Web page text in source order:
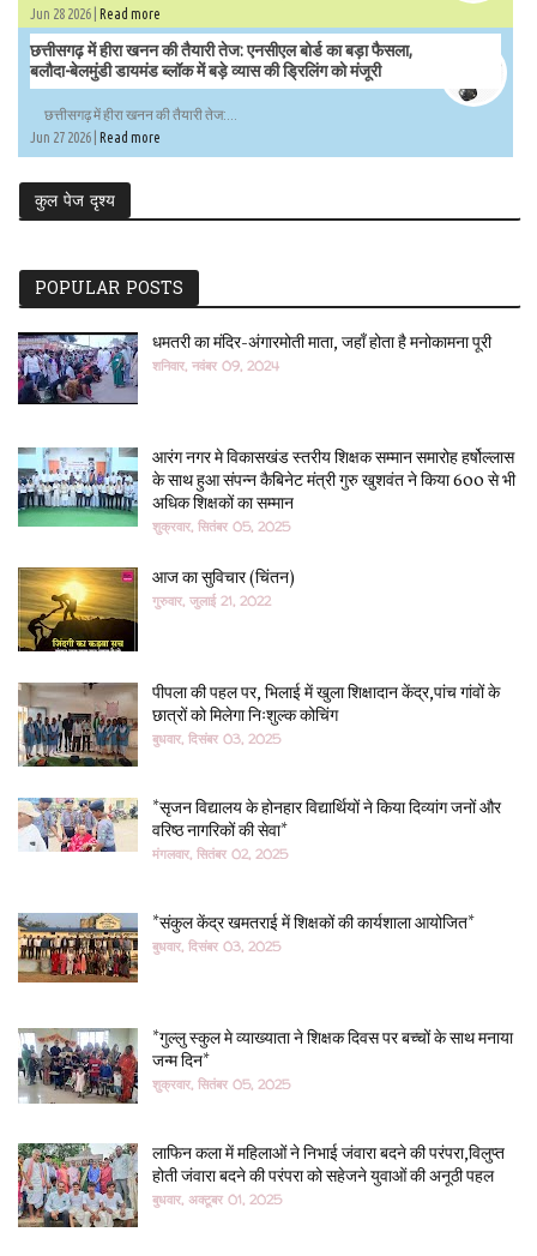
Jun 28 2026 | Read more
छत्तीसगढ़ में हीरा खनन की तैयारी तेज: एनसीएल बोर्ड का बड़ा फैसला,
बलौदा-बेलमुंडी डायमंड ब्लॉक में बड़े व्यास की ड्रिलिंग को मंजूरी
छत्तीसगढ़ में हीरा खनन की तैयारी तेज:...
Jun 27 2026 | Read more
कुल पेज दृश्य
POPULAR POSTS
धमतरी का मंदिर-अंगारमोती माता, जहाँ होता है मनोकामना पूरी
शनिवार, नवंबर 09, 2024
आरंग नगर मे विकासखंड स्तरीय शिक्षक सम्मान समारोह हर्षोल्लास
के साथ हुआ संपन्न कैबिनेट मंत्री गुरु खुशवंत ने किया 600 से भी
अधिक शिक्षकों का सम्मान
शुक्रवार, सितंबर 05, 2025
आज का सुविचार (चिंतन)
गुरुवार, जुलाई 21, 2022
पीपला की पहल पर, भिलाई में खुला शिक्षादान केंद्र,पांच गांवों के
छात्रों को मिलेगा निःशुल्क कोचिंग
बुधवार, दिसंबर 03, 2025
*सृजन विद्यालय के होनहार विद्यार्थियों ने किया दिव्यांग जनों और
वरिष्ठ नागरिकों की सेवा*
मंगलवार, सितंबर 02, 2025
*संकुल केंद्र खमतराई में शिक्षकों की कार्यशाला आयोजित*
बुधवार, दिसंबर 03, 2025
*गुल्लु स्कुल मे व्याख्याता ने शिक्षक दिवस पर बच्चों के साथ मनाया
जन्म दिन*
शुक्रवार, सितंबर 05, 2025
लाफिन कला में महिलाओं ने निभाई जंवारा बदने की परंपरा,विलुप्त
होती जंवारा बदने की परंपरा को सहेजने युवाओं की अनूठी पहल
बुधवार, अक्टूबर 01, 2025